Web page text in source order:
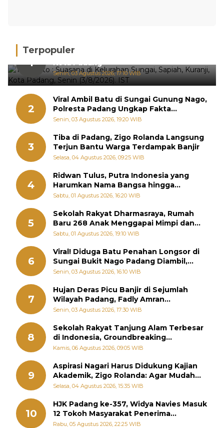
Terpopuler
1
Hujan Deras, 15 Titik Banjir Terdeteksi di
Kota Padang
Senin, 03 Agustus 2026, 17:10 WIB
2
Viral Ambil Batu di Sungai Gunung Nago,
Polresta Padang Ungkap Fakta
Sebenarnya
Senin, 03 Agustus 2026, 19:20 WIB
3
Tiba di Padang, Zigo Rolanda Langsung
Terjun Bantu Warga Terdampak Banjir
Selasa, 04 Agustus 2026, 09:25 WIB
4
Ridwan Tulus, Putra Indonesia yang
Harumkan Nama Bangsa hingga
Diabadikan dalam Buku Jepang
Sabtu, 01 Agustus 2026, 16:20 WIB
5
Sekolah Rakyat Dharmasraya, Rumah
Baru 268 Anak Menggapai Mimpi dan
Memutus Rantai Kemiskinan
Sabtu, 01 Agustus 2026, 19:10 WIB
6
Viral! Diduga Batu Penahan Longsor di
Sungai Bukit Nago Padang Diambil,
Warga Khawatir Bencana Terulang
Senin, 03 Agustus 2026, 16:10 WIB
7
Hujan Deras Picu Banjir di Sejumlah
Wilayah Padang, Fadly Amran
Perintahkan OPD Siaga
Senin, 03 Agustus 2026, 17:30 WIB
8
Sekolah Rakyat Tanjung Alam Terbesar
di Indonesia, Groundbreaking
September
Kamis, 06 Agustus 2026, 09:05 WIB
9
Aspirasi Nagari Harus Didukung Kajian
Akademik, Zigo Rolanda: Agar Mudah
Diperjuangkan di Kementerian
Selasa, 04 Agustus 2026, 15:35 WIB
10
HJK Padang ke-357, Widya Navies Masuk
12 Tokoh Masyarakat Penerima
Penghargaan Pemko Padang
Rabu, 05 Agustus 2026, 22:25 WIB